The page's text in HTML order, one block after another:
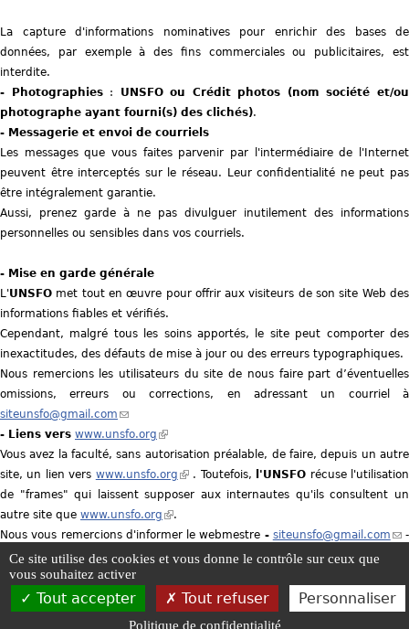
La capture d'informations nominatives pour enrichir des bases de
données, par exemple à des fins commerciales ou publicitaires, est
interdite.
- Photographies: UNSFO ou Crédit photos (nom société et/ou
photographe ayant fourni(s) des clichés).
- Messagerie et envoi de courriels
Les messages que vous faites parvenir par l'intermédiaire de l'Internet
peuvent être interceptés sur le réseau. Leur confidentialité ne peut pas
être intégralement garantie.
Aussi, prenez garde à ne pas divulguer inutilement des informations
personnelles ou sensibles dans vos courriels.
- Mise en garde générale
L'UNSFO met tout en œuvre pour offrir aux visiteurs de son site Web des
informations fiables et vérifiés.
Cependant, malgré tous les soins apportés, le site peut comporter des
inexactitudes, des défauts de mise à jour ou des erreurs typographiques.
Nous remercions les utilisateurs du site de nous faire part d’éventuelles
omissions, erreurs ou corrections, en adressant un courriel à
siteunsfo@gmail.com (
l
i
n
k
s
e
n
d
s
e
- Liens vers www.unsfo.org (
l
i
n
k
i
s
t
Vous avez la faculté, sans autorisation préalable, de faire, depuis un autre
site, un lien vers www.unsfo.org (
l
n
k
s
e
. Toutefois, l'UNSFO récuse l'utilisation
de "frames" qui laissent supposer aux internautes qu'ils consultent un
autre site que www.unsfo.org (
l
i
i
.
Nous vous remercions d'informer le webmestre - siteunsfo@gmail.com (
n
k
-
du lien que vous avez réalisé.
UNSFO -Mentions légales- Plan du site-Gestion des cookies-Politique de
Ce site utilise des cookies et vous donne le contrôle sur ceux que
vous souhaitez activer
Tout accepter Tout refuser Personnaliser
Politique de confidentialité